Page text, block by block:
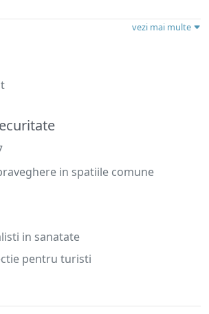
vezi mai multe
in spatiile comune
in sanatate
pentru turisti